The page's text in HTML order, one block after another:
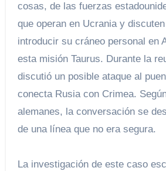
cosas, de las fuerzas
que operan en Ucrania y
introducir su cráneo personal en
esta misión Taurus. Durante la
discutió un posible ataque al
conecta Rusia con Crimea.
alemanes, la conversación se
de una línea que no era segura.
La investigación de este caso